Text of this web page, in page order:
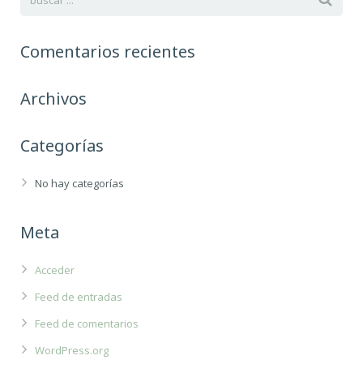
Comentarios recientes
Archivos
Categorías
No hay categorías
Meta
Acceder
Feed de entradas
Feed de comentarios
WordPress.org